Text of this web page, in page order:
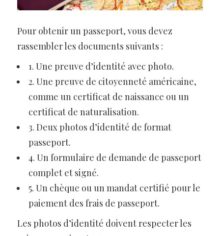
Pour obtenir un passeport, vous devez
rassembler les documents suivants :
1. Une preuve d’identité avec photo.
2. Une preuve de citoyenneté américaine,
comme un certificat de naissance ou un
certificat de naturalisation.
3. Deux photos d’identité de format
passeport.
4. Un formulaire de demande de passeport
complet et signé.
5. Un chèque ou un mandat certifié pour le
paiement des frais de passeport.
Les photos d’identité doivent respecter les